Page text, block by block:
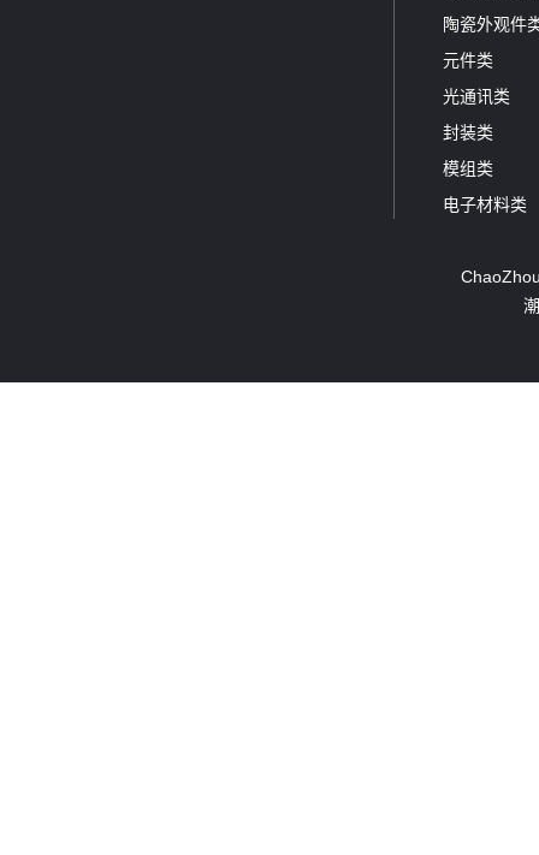
陶瓷外观件
元件类
光通讯类
封装类
模组类
电子材料类